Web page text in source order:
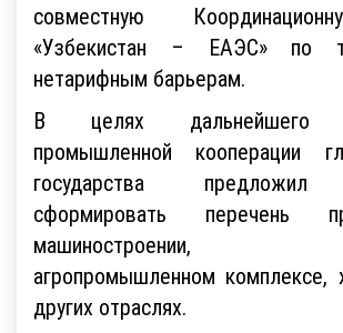
совместную
«Узбекистан – ЕАЭС» по
нетарифным барьерам.
В целях дальнейшего
промышленной кооперации
государства предложил
сформировать перечень
машиностроении,
агропромышленном комплексе,
других отраслях.